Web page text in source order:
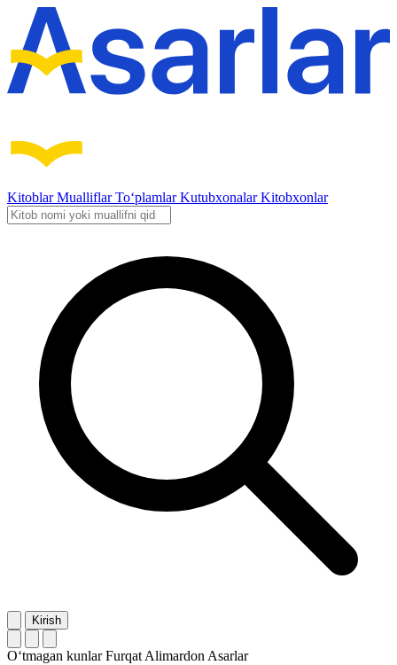
KitoblarMualliflarTo‘plamlarKutubxonalarKitobxonlar
Kirish
O‘tmagan kunlar Furqat AlimardonAsarlar